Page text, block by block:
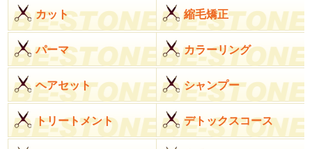
カット 縮毛矯正
パーマ カラーリング
ヘアセット シャンプー
トリートメント デトックスコース